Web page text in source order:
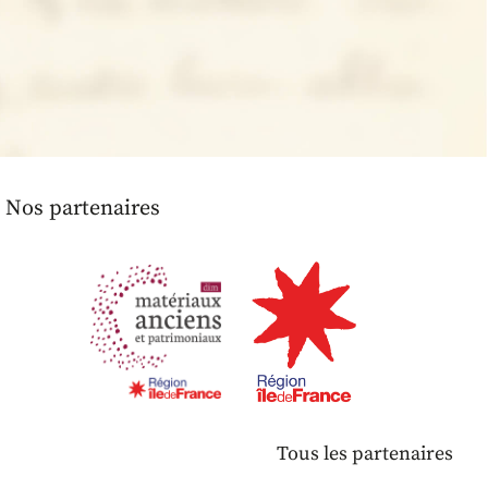
Nos partenaires
Tous les partenaires